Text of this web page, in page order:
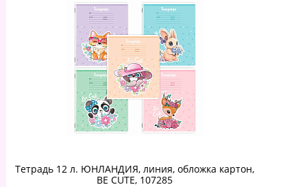
Тетрадь 12 л. ЮНЛАНДИЯ, линия, обложка картон,
BE CUTE, 107285